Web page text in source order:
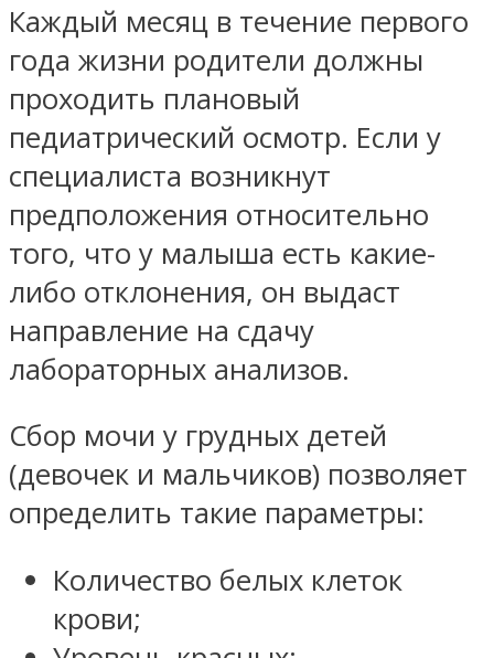
Каждый месяц в течение первого
года жизни родители должны
проходить плановый
педиатрический осмотр. Если у
специалиста возникнут
предположения относительно
того, что у малыша есть какие-
либо отклонения, он выдаст
направление на сдачу
лабораторных анализов.
Сбор мочи у грудных детей
(девочек и мальчиков) позволяет
определить такие параметры:
Количество белых клеток
крови;